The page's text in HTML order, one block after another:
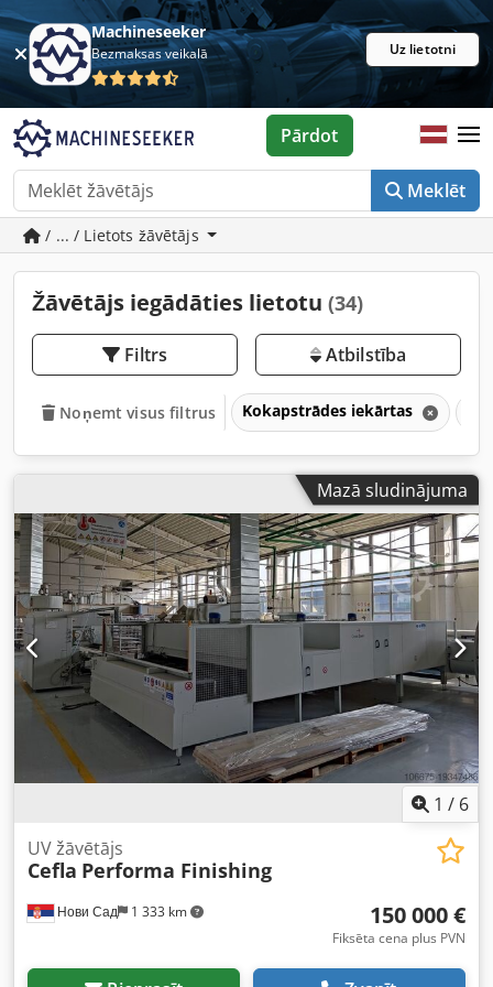
Machineseeker
Bezmaksas veikalā Uz lietotni
Meklēt
Pārdot
/ ... / Lietots žāvētājs
Žāvētājs iegādāties lietotu (34)
Filtrs Atbilstība
Noņemt visus filtrus Kokapstrādes iekārtas
Mazā sludinājuma
1 / 6
Нови Сад 1 333 km
UV žāvētājs
Cefla Performa Finishing
150 000 €
Fiksēta cena plus PVN